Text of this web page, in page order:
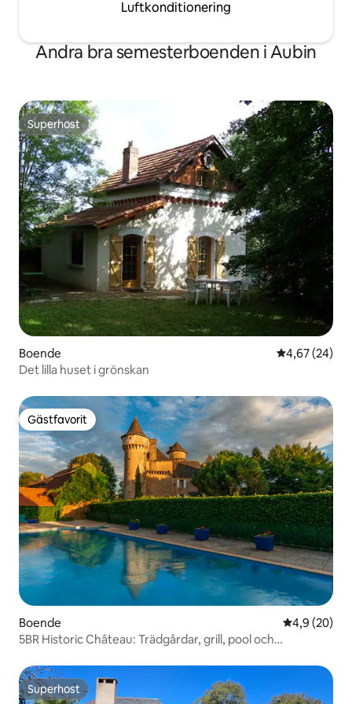
Luftkonditionering
Andra bra semesterboenden i Aubin
Superhost
Superhost
Boende 4,67 av 5 i
4,67 (24)
Det lilla huset i grönskan
Gästfavorit
Gästfavorit
Boende 4,9 av 5 i
4,9 (20)
5BR Historic Château: Trädgårdar, grill, pool och
Superhost
Superhost